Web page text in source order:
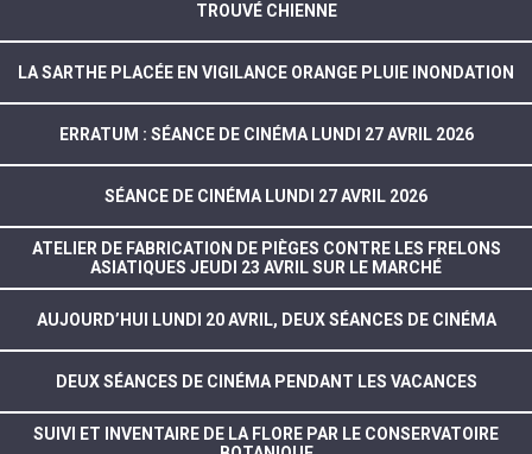
TROUVÉ CHIENNE
LA SARTHE PLACÉE EN VIGILANCE ORANGE PLUIE INONDATION
ERRATUM : SÉANCE DE CINÉMA LUNDI 27 AVRIL 2026
SÉANCE DE CINÉMA LUNDI 27 AVRIL 2026
ATELIER DE FABRICATION DE PIÈGES CONTRE LES FRELONS
ASIATIQUES JEUDI 23 AVRIL SUR LE MARCHÉ
AUJOURD’HUI LUNDI 20 AVRIL, DEUX SÉANCES DE CINÉMA
DEUX SÉANCES DE CINÉMA PENDANT LES VACANCES
SUIVI ET INVENTAIRE DE LA FLORE PAR LE CONSERVATOIRE